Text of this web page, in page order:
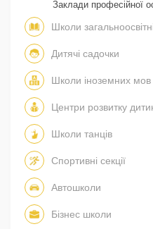
Заклади професійної
Школи загальноосвітні
Дитячі садочки
Школи іноземних мов
Центри розвитку
Школи танців
Спортивні секції
Автошколи
Бізнес школи